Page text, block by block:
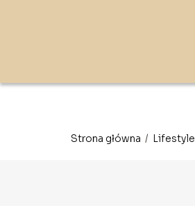
Strona główna / Lifestyle